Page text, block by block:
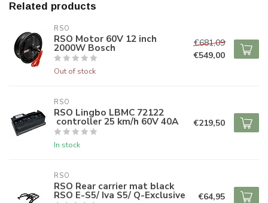
Related products
RSO
RSO Motor 60V 12 inch
2000W Bosch
Out of stock
€681,09
€549,00
RSO
RSO Lingbo LBMC 72122
controller 25 km/h 60V 40A
In stock
€219,50
RSO
RSO Rear carrier mat black
RSO E-S5/ Iva S5/ Q-Exclusive €64,95